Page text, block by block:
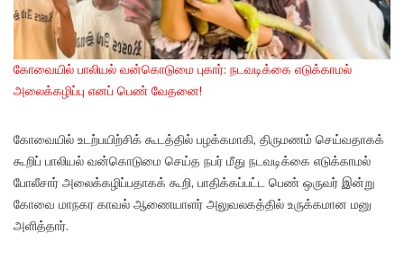
கோவையில் பாலியல் வன்கொடுமை புகார்: நடவடிக்கை எடுக்காமல்
அலைக்கழிப்பு எனப் பெண் வேதனை!
கோவையில் உடற்பயிற்சிக் கூடத்தில் பழக்கமாகி, திருமணம் செய்வதாகக்
கூறிப் பாலியல் வன்கொடுமை செய்த நபர் மீது நடவடிக்கை எடுக்காமல்
போலீசார் அலைக்கழிப்பதாகக் கூறி, பாதிக்கப்பட்ட பெண் ஒருவர் இன்று
கோவை மாநகர காவல் ஆணையாளர் அலுவலகத்தில் உருக்கமான மனு
அளித்தார்.